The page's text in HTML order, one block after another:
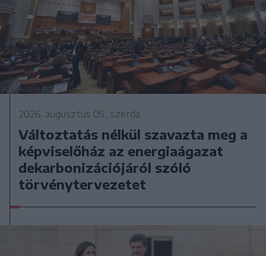
2026. augusztus 05., szerda
Változtatás nélkül szavazta meg a
képviselőház az energiaágazat
dekarbonizációjáról szóló
törvénytervezetet